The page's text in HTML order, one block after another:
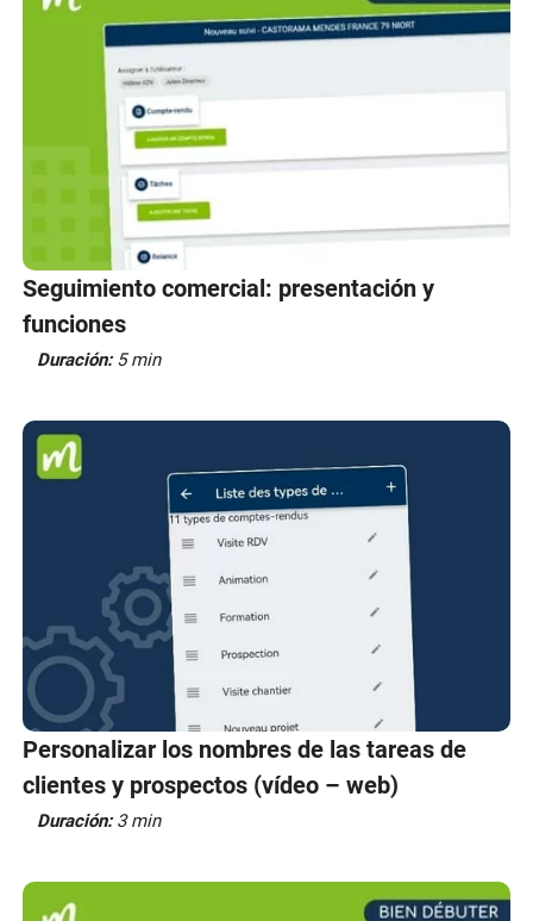
Seguimiento comercial: presentación y
funciones
Duración: 5 min
Personalizar los nombres de las tareas de
clientes y prospectos (vídeo – web)
Duración: 3 min